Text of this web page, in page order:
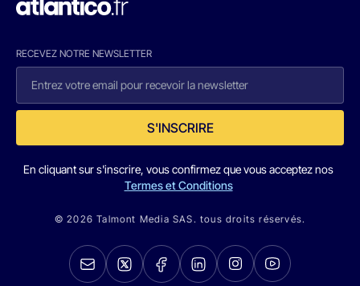
RECEVEZ NOTRE NEWSLETTER
S'INSCRIRE
En cliquant sur s'inscrire, vous confirmez que vous acceptez nos
Termes et Conditions
© 2026 Talmont Media SAS. tous droits réservés.